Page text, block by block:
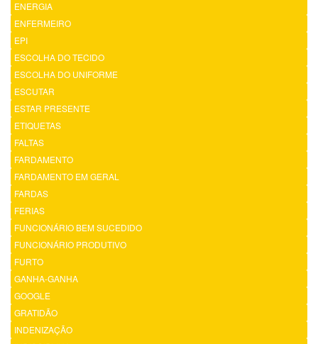
ENERGIA
ENFERMEIRO
EPI
ESCOLHA DO TECIDO
ESCOLHA DO UNIFORME
ESCUTAR
ESTAR PRESENTE
ETIQUETAS
FALTAS
FARDAMENTO
FARDAMENTO EM GERAL
FARDAS
FERIAS
FUNCIONÁRIO BEM SUCEDIDO
FUNCIONÁRIO PRODUTIVO
FURTO
GANHA-GANHA
GOOGLE
GRATIDÃO
INDENIZAÇÃO